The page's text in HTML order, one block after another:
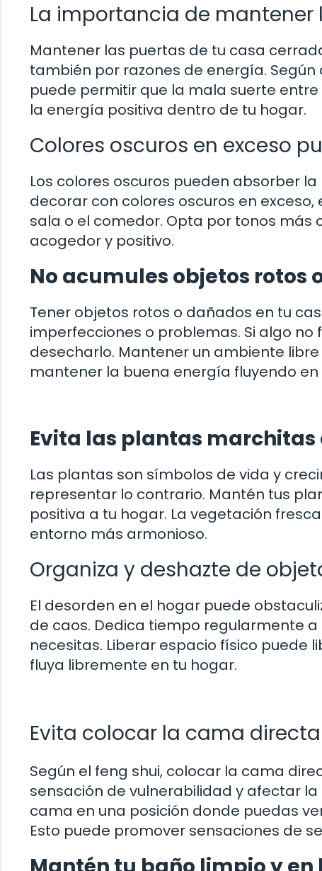
La importancia de
Mantener las puertas de tu casa
también por razones de energía.
puede permitir que la mala suerte
la energía positiva dentro de tu hogar.
Colores oscuros en exceso
Los colores oscuros pueden absorber
decorar con colores oscuros en
sala o el comedor. Opta por tonos
acogedor y positivo.
No acumules objetos rotos
Tener objetos rotos o dañados en tu
imperfecciones o problemas. Si algo
desecharlo. Mantener un ambiente
mantener la buena energía fluyendo en
Evita las plantas marchitas
Las plantas son símbolos de vida y
representar lo contrario. Mantén tus
positiva a tu hogar. La vegetación
entorno más armonioso.
Organiza y deshazte de
El desorden en el hogar puede
de caos. Dedica tiempo regularmente
necesitas. Liberar espacio físico puede
fluya libremente en tu hogar.
Evita colocar la cama
Según el feng shui, colocar la cama
sensación de vulnerabilidad y afectar
cama en una posición donde puedas
Esto puede promover sensaciones de